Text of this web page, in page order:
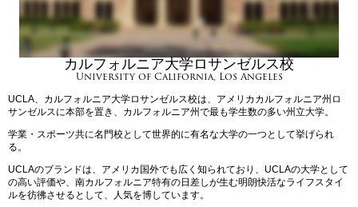
カルフォルニア大学ロサンゼルス校
University of California, Los Angeles
UCLA、カルフォルニア大学ロサンゼルス校は、アメリカカルフォルニア州ロ
サンゼルスに本部を置き、カルフォルニア州で最も学生数の多い州立大学。
学業・スポーツ共に名門校として世界的に有名な大学の一つとして挙げられ
る。
UCLAのブランドは、アメリカ国外でも広く知られており、UCLAの大学として
の高い評価や、南カルフォルニア特有の日差しが生む明朗快活なライフスタイ
ルを彷彿させるとして、人気を博しています。